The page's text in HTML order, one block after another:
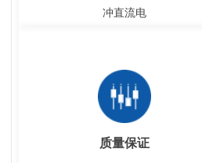
冲直流电
质量保证